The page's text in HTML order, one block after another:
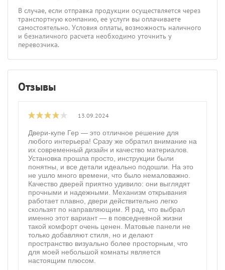
В случае, если отправка продукции осуществляется через
транспортную компанию, ее услуги вы оплачиваете
самостоятельно. Условия оплаты, возможность наличного
и безналичного расчета необходимо уточнить у
перевозчика.
Отзывы
13.09.2024
Двери-купе Гер — это отличное решение для
любого интерьера! Сразу же обратил внимание на
их современный дизайн и качество материалов.
Установка прошла просто, инструкции были
понятны, и все детали идеально подошли. На это
не ушло много времени, что было немаловажно.
Качество дверей приятно удивило: они выглядят
прочными и надежными. Механизм открывания
работает плавно, двери действительно легко
скользят по направляющим. Я рад, что выбрал
именно этот вариант — в повседневной жизни
такой комфорт очень ценен. Матовые панели не
только добавляют стиля, но и делают
пространство визуально более просторным, что
для моей небольшой комнаты является
настоящим плюсом.